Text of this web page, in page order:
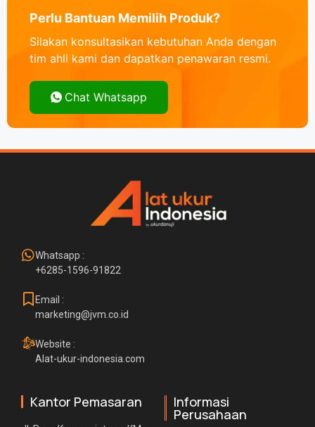
Perlu Bantuan Memilih Produk?
Silakan konsultasikan kebutuhan Anda dengan
tim ahli kami dan dapatkan penawaran resmi.
Chat Whatsapp
Whatsapp :
+6285-1596-91822
Email :
marketing@jvm.co.id
Website :
Alat-ukur-indonesia.com
Kantor Pemasaran Informasi
Perusahaan